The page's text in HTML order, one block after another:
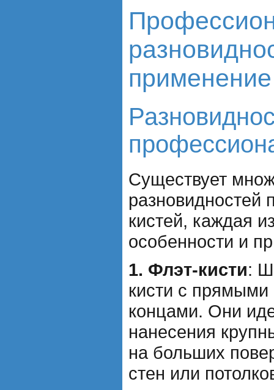
применение
Существует
разновидностей
кистей, каждая
особенности и
1. Флэт-кисти:
кисти с прямыми
концами. Они
нанесения
на больших
стен или